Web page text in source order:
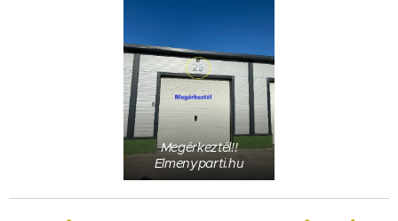
Megérkeztél!!
Elmenyparti.hu